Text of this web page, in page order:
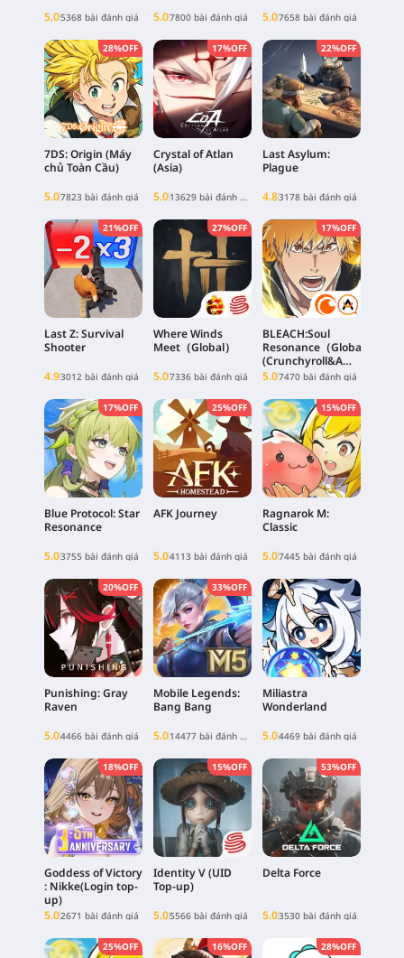
5.05368 bài đánh giá 5.07800 bài đánh giá 5.07658 bài đánh giá
28%OFF
7DS: Origin (Máy
chủ Toàn Cầu)
5.07823 bài đánh giá
17%OFF
Crystal of Atlan
(Asia)
5.0
13629 bài đánh giá
22%OFF
Last Asylum:
Plague
4.83178 bài đánh giá
21%OFF
Last Z: Survival
Shooter
4.93012 bài đánh giá
27%OFF
Where Winds
Meet（Global）
5.07336 bài đánh giá
17%OFF
BLEACH:Soul
Resonance（Global)
(Crunchyroll&A
PLUS Client)
5.07470 bài đánh giá
17%OFF
Blue Protocol: Star
Resonance
5.03755 bài đánh giá
25%OFF
AFK Journey
5.04113 bài đánh giá
15%OFF
Ragnarok M:
Classic
5.07445 bài đánh giá
20%OFF
Punishing: Gray
Raven
5.04466 bài đánh giá
33%OFF
Mobile Legends:
Bang Bang
5.0
14477 bài đánh giá
Miliastra
Wonderland
5.04469 bài đánh giá
18%OFF
Goddess of Victory
: Nikke(Login top-
up)
5.02671 bài đánh giá
15%OFF
Identity V (UID
Top-up)
5.05566 bài đánh giá
53%OFF
Delta Force
5.03530 bài đánh giá
25%OFF 16%OFF 28%OFF